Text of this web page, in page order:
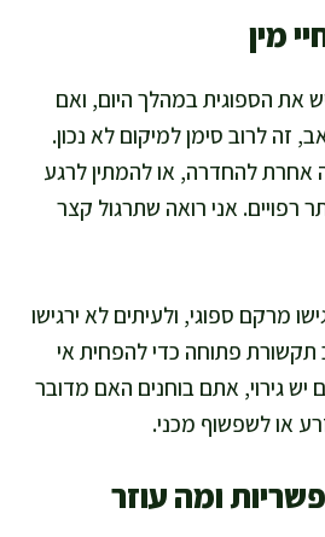
מין
את הספוגית במהלך היום, ואם
זה לרוב סימן למיקום לא נכון.
אחרת להחדרה, או להמתין לרגע
רפויים. אני רואה שתרגול קצר
מרקם ספוגי, ולעיתים לא ירגישו
תקשורת פתוחה כדי להפחית אי
גירוי, אתם בוחנים האם מדובר
או לשפשוף מכני.
ומה עוזר